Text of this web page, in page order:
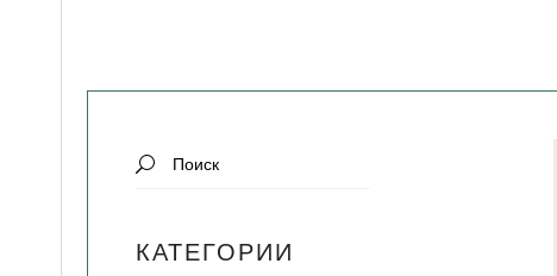
Search
for:
КАТЕГОРИИ